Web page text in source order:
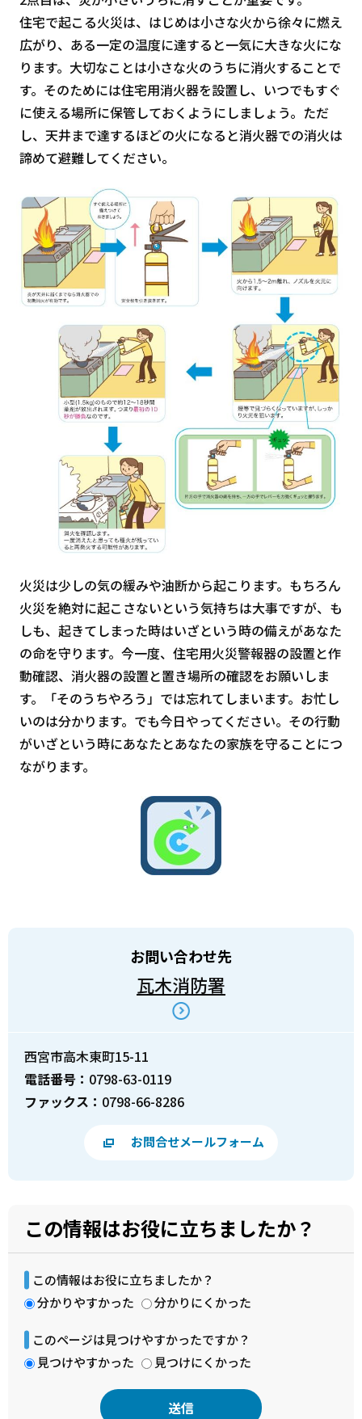
住宅で起こる火災は、はじめは小さな火から徐々に燃え
広がり、ある一定の温度に達すると一気に大きな火にな
ります。大切なことは小さな火のうちに消火することで
す。そのためには住宅用消火器を設置し、いつでもすぐ
に使える場所に保管しておくようにしましょう。ただ
し、天井まで達するほどの火になると消火器での消火は
諦めて避難してください。
火災は少しの気の緩みや油断から起こります。もちろん
火災を絶対に起こさないという気持ちは大事ですが、も
しも、起きてしまった時はいざという時の備えがあなた
の命を守ります。今一度、住宅用火災警報器の設置と作
動確認、消火器の設置と置き場所の確認をお願いしま
す。「そのうちやろう」では忘れてしまいます。お忙し
いのは分かります。でも今日やってください。その行動
がいざという時にあなたとあなたの家族を守ることにつ
ながります。
お問い合わせ先
瓦木消防署
西宮市高木東町15-11
電話番号： 0798-63-0119
ファックス： 0798-66-8286
お問合せメールフォーム
この情報はお役に立ちましたか？
この情報はお役に立ちましたか？
分かりやすかった
分かりにくかった
このページは見つけやすかったですか？
見つけやすかった
見つけにくかった